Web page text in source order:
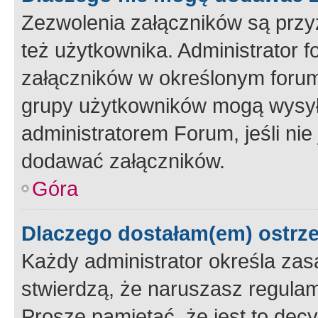
Zezwolenia załączników są
też użytkownika. Administrator
załączników w określonym
grupy użytkowników mogą
administratorem Forum, jeśli
dodawać załączników.
Góra
Dlaczego dostałam(em)
Każdy administrator określa
stwierdzą, że naruszasz